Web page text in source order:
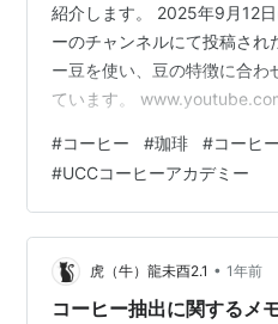
紹介します。 2025年9月12
ーのチャンネルにて投稿され
ー豆を使い、豆の特徴に合わ
ています。
画の内容通りではありません
ると、、、 深煎りのコーヒー
めにする お湯の温度は低め
て、ドリッパー内で粉を攪
粉の中央に注ぐ ドリッパー内
豆が浸漬状…
#コーヒー #珈琲 #コーヒ
#UCCコーヒーアカデミー
虎（牛）龍未酉2.1 • 1年前
コーヒー抽出に関するメ